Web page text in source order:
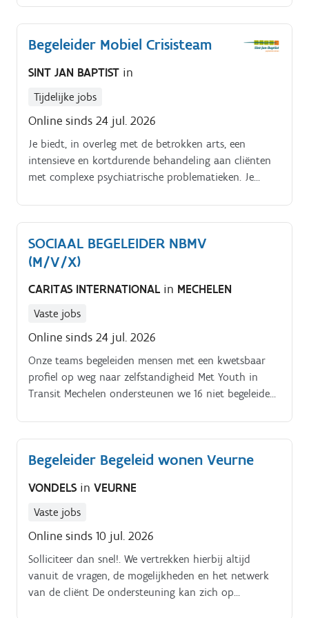
Begeleider Mobiel Crisisteam
SINT JAN BAPTIST in
Tijdelijke jobs
Online sinds 24 jul. 2026
Je biedt, in overleg met de betrokken arts, een
intensieve en kortdurende behandeling aan cliënten
met complexe psychiatrische problematieken. Je
thuiscontext.
SOCIAAL BEGELEIDER NBMV
(M/V/X)
CARITAS INTERNATIONAL in MECHELEN
Vaste jobs
Online sinds 24 jul. 2026
Onze teams begeleiden mensen met een kwetsbaar
profiel op weg naar zelfstandigheid Met Youth in
Transit Mechelen ondersteunen we 16 niet begeleide
jaar Voor dit boeiende project zoeken we een sociaal
begeleid·st·er JE BENT GEKNIPT VOOR DE JOB WANT
leefomgeving Je zorgt voor de totale begeleiding van
de NBMV (medisch, scholing, psychologisch, sociaal en
van regelmaat in hun dagelijks leven Je biedt de
jongere een kwalitatief hoogstaande psychosociale
begeleiding (evaluatie, geïndividualiseerd pedagogisch
project, verslagen, enz) en waakt over zijn gezondheid
Begeleider Begeleid wonen Veurne
VONDELS in VEURNE
Vaste jobs
Online sinds 10 jul. 2026
Solliciteer dan snel!. We vertrekken hierbij altijd
vanuit de vragen, de mogelijkheden en het netwerk
van de cliënt De ondersteuning kan zich op